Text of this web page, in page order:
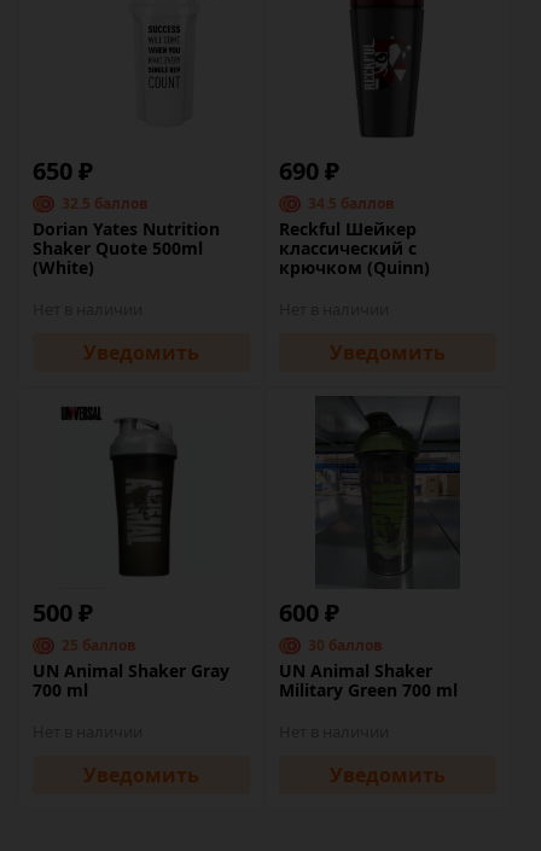
650 ₽
32.5 баллов
Dorian Yates Nutrition
Shaker Quote 500ml
(White)
Уведомить
690 ₽
34.5 баллов
Reckful Шейкер
классический с
крючком (Quinn)
Уведомить
500 ₽
25 баллов
UN Animal Shaker Gray
700 ml
Уведомить
600 ₽
30 баллов
UN Animal Shaker
Military Green 700 ml
Уведомить